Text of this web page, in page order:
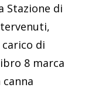
Stazione di
di
8 marca